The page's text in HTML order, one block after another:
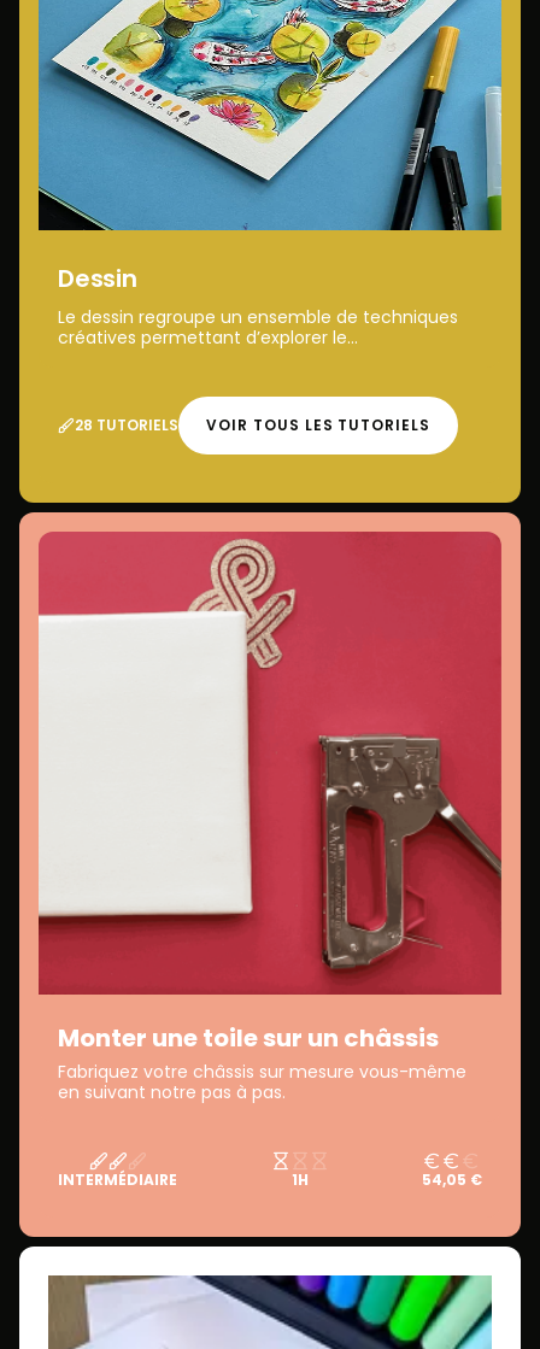
Dessin
Le dessin regroupe un ensemble de techniques
créatives permettant d’explorer le...
28 TUTORIELS VOIR TOUS LES TUTORIELS
Monter une toile sur un châssis
Fabriquez votre châssis sur mesure vous-même
en suivant notre pas à pas.
INTERMÉDIAIRE 1H 54,05 €